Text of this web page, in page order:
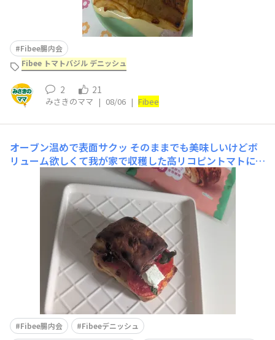
Fibee腸内会
Fibee トマトバジル デニッシュ
2 21
みさきのママ | 08/06 | Fibee
オーブン温めで表面サクッ そのままでも美味しいけどボ
リューム欲しくて我が家で収穫した高リコピントマトにバ
ジルをのせてトースト🍞その後ブルサンのせたら🥰ペロッ
と1つ食べ終えちゃいました😊が意外とお腹いっぱいに感
じるありがたさ😆
Fibee腸内会
Fibeeデニッシュ